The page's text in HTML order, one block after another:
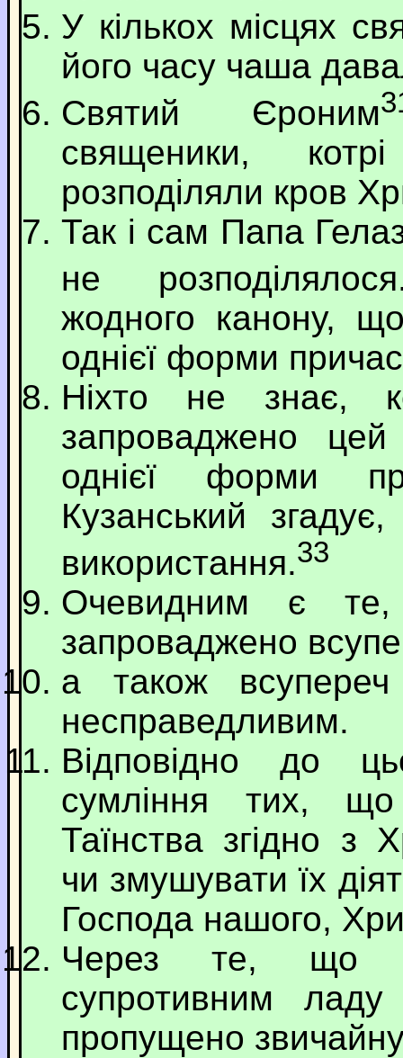
У кількох місцях
його часу чаша
Святий Єроним
священики,
розподіляли кров
Так і сам Папа
не
жодного канону,
однієї форми
Ніхто не знає,
запроваджено
однієї форми
Кузанський
використання.33
Очевидним є
запроваджено
а також
несправедливим.
Відповідно до
сумління тих, що
Таїнства згідно з
чи змушувати їх
Господа нашого,
Через те, що
супротивним
пропущено